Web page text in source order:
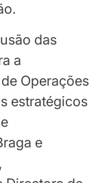
das
a
Operações
estratégicos
e